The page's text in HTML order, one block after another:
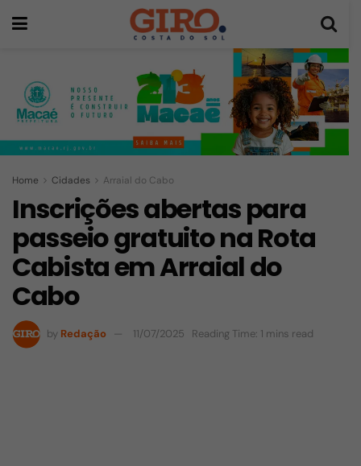
Home Cidades Arraial do Cabo
Inscrições abertas para
passeio gratuito na Rota
Cabista em Arraial do
Cabo
by Redação 11/07/2025 Reading Time: 1 mins read